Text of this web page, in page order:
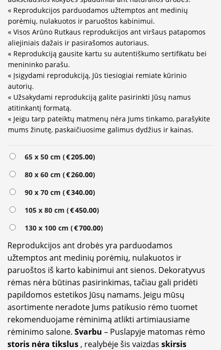
« Reprodukcijos parduodamos užtemptos ant medinių
porėmių, nulakuotos ir paruoštos kabinimui.
« Visos Arūno Rutkaus reprodukcijos ant viršaus patapomos
aliejiniais dažais ir pasirašomos autoriaus.
« Reprodukciją gausite kartu su autentiškumo sertifikatu bei
menininko parašu.
« Įsigydami reprodukciją, Jūs tiesiogiai remiate kūrinio
autorių.
« Užsakydami reprodukciją galite pasirinkti Jūsų namus
atitinkantį formatą.
« Jeigu tarp pateiktų matmenų nėra Jums tinkamo, parašykite
mums žinutę, paskaičiuosime galimus dydžius ir kainas.
65 x 50 cm (€205.00)
80 x 60 cm (€260.00)
90 x 70 cm (€340.00)
105 x 80 cm (€450.00)
130 x 100 cm (€700.00)
Reprodukcijos ant drobės yra parduodamos
užtemptos ant medinių porėmių, nulakuotos ir
paruoštos iš karto kabinimui ant sienos. Dekoratyvus
rėmas nėra būtinas pasirinkimas, tačiau gali pridėti
papildomos estetikos Jūsų namams. Jeigu mūsų
asortimente neradote Jums patikusio rėmo tuomet
rekomenduojame rėminimą atlikti artimiausiame
rėminimo salone. Svarbu – Puslapyje matomas rėmo
storis nėra tikslus , realybėje šis vaizdas skirsis